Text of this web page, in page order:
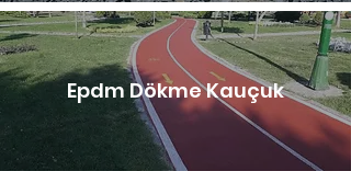
Epdm Dökme Kauçuk